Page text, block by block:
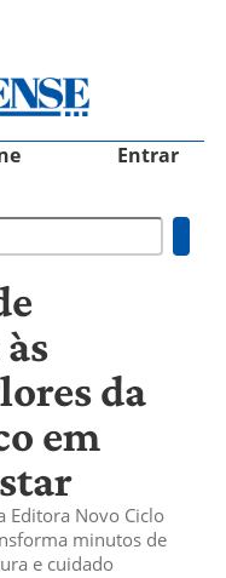
Entrar
da
em
Editora Novo Ciclo
minutos de
e cuidado